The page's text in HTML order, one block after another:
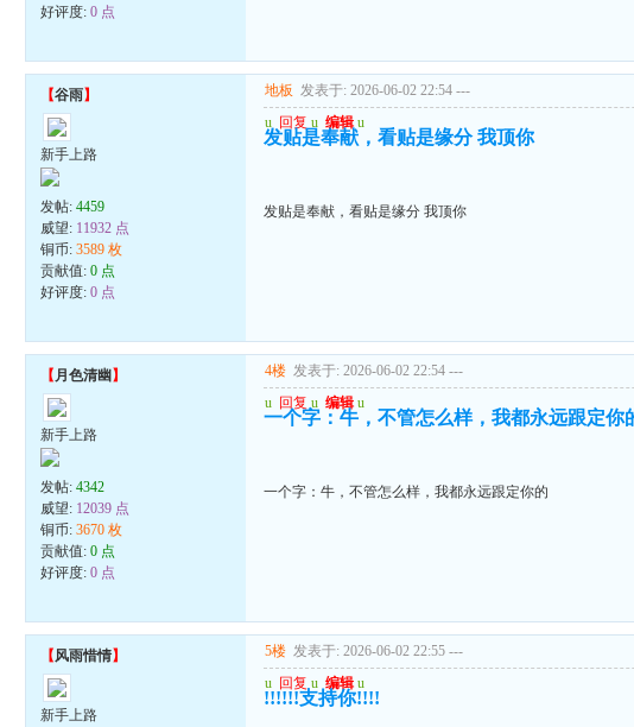
好评度:0 点
【谷雨】
新手上路
发帖:4459
威望: 11932 点
铜币:3589 枚
贡献值:0 点
好评度:0 点
地板 发表于: 2026-06-02 22:54 ---
u 回复 u 编辑 u
发贴是奉献，看贴是缘分 我顶你
发贴是奉献，看贴是缘分 我顶你
【月色清幽 】
新手上路
发帖:4342
威望: 12039 点
铜币:3670 枚
贡献值:0 点
好评度:0 点
4楼 发表于: 2026-06-02 22:54 ---
u 回复 u 编辑 u
一个字：牛，不管怎么样，我都永远跟定你
一个字：牛，不管怎么样，我都永远跟定你的
【风雨惜情】
新手上路
5楼 发表于: 2026-06-02 22:55 ---
u 回复 u 编辑 u
!!!!!!支持你!!!!